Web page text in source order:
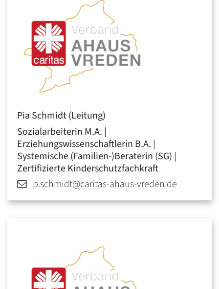
Pia Schmidt (Leitung)
Sozialarbeiterin M.A. |
Erziehungswissenschaftlerin B.A. |
Systemische (Familien-)Beraterin (SG) |
Zertifizierte Kinderschutzfachkraft
p.schmidt@caritas-ahaus-vreden.de